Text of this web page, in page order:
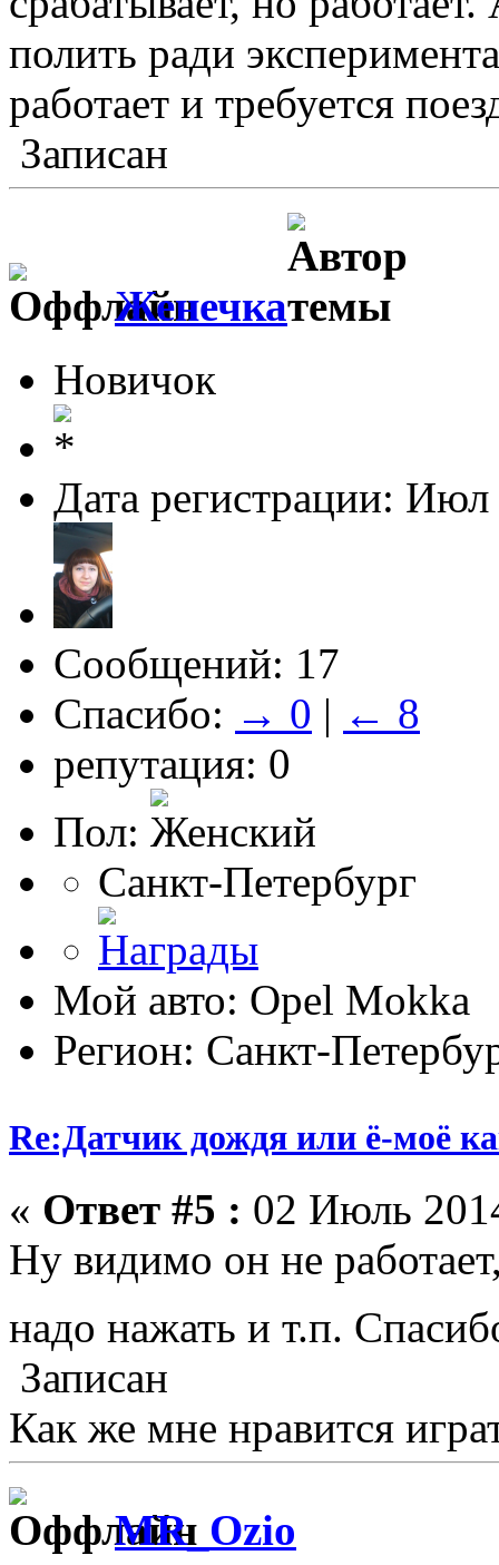
полить ради
работает и требуется
Записан
Женечка
Новичок
Дата регистрации:
Сообщений: 17
Спасибо: → 0 | ← 8
репутация: 0
Пол:
Санкт-Петербург
Мой авто: Оpel Mokka
Регион: Санкт-
Re:Датчик дождя или ё-моё
« Ответ #5 : 02 Июль
Ну видимо он не
надо нажать и т.п.
Записан
Как же мне нравится
MR_Ozio